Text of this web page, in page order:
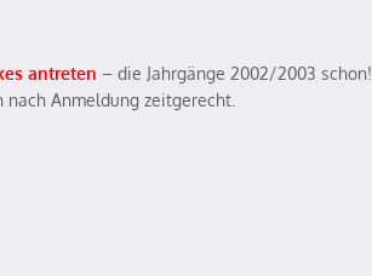
antreten – die Jahrgänge 2002/2003 schon!
Anmeldung zeitgerecht.